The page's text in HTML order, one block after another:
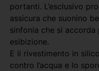
portanti. L’esclusivo
assicura che suonino
sinfonia che si accorda
esibizione.
E il rivestimento in
contro l’acqua e lo